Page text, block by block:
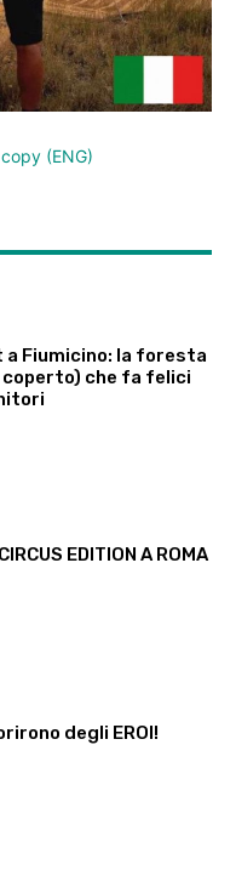
(ENG)
a Fiumicino: la foresta
che fa felici
EDITION A ROMA
degli EROI!